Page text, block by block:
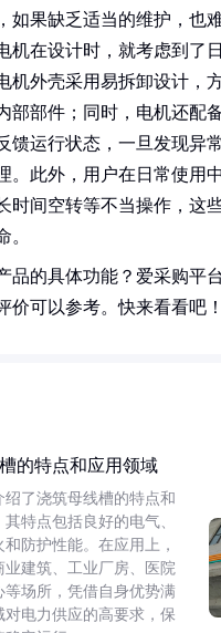
如果缺乏适当的维护，也
机在设计时，就考虑到了
机外壳采用易拆卸设计，
部部件；同时，电机还配
馈运行状态，一旦发现异
。此外，用户在日常使用
时间空转等不当操作，这
。
品的具体功能？爱采购平
价可以参考。快来看看吧！
的特点和应用领域
绍了浇筑母线槽的特点和
特点包括良好的电气、
防护性能。在应用上，
业建筑、工业厂房、医院
等场所，凭借自身优势满
对电力供应的高要求，保